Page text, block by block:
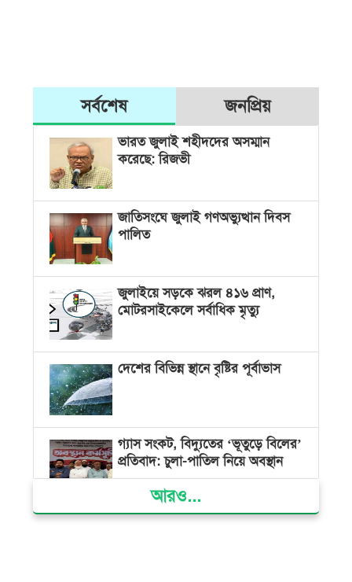
সর্বশেষ জনপ্রিয়
ভারত জুলাই শহীদদের অসম্মান
করেছে: রিজভী
জাতিসংঘে জুলাই গণঅভ্যুত্থান দিবস
পালিত
জুলাইয়ে সড়কে ঝরল ৪১৬ প্রাণ,
মোটরসাইকেলে সর্বাধিক মৃত্যু
দেশের বিভিন্ন স্থানে বৃষ্টির পূর্বাভাস
গ্যাস সংকট, বিদ্যুতের ‘ভূতুড়ে বিলের’
প্রতিবাদ: চুলা-পাতিল নিয়ে অবস্থান
ক্ষমতার কেন্দ্র গণভবন থেকে রক্তাক্ত
আরও...